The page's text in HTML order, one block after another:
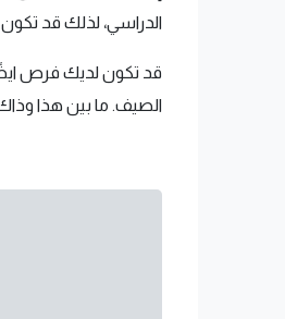
الدراسي، لذلك قد
قد تكون لديك فرص
الصيف. ما بين هذا